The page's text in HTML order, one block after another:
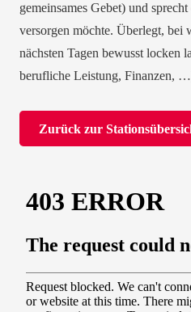
gemeinsames Gebet) und
versorgen möchte. Überlegt, bei
nächsten Tagen bewusst locken
berufliche Leistung, Finanzen,
Zurück zur